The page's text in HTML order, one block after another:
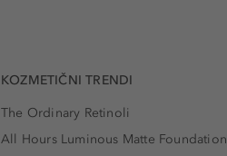
KOZMETIČNI TRENDI
The Ordinary Retinoli
All Hours Luminous Matte Foundation